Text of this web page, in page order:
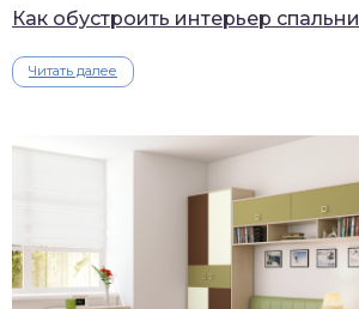
Как обустроить интерьер спальни
Читать далее